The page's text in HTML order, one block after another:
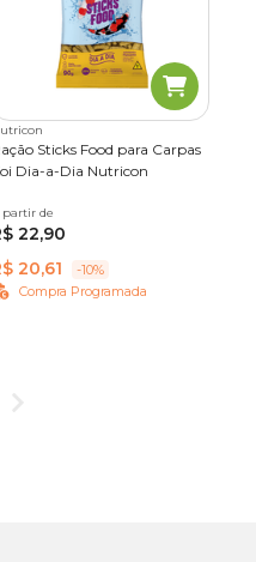
Sticks Food para Carpas
Dia-a-Dia Nutricon
90 g
partir de
22,90
20,61
-10%
Compra Programada